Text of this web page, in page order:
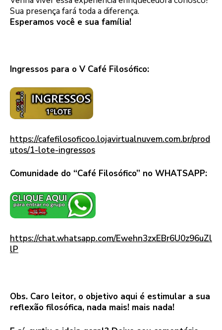
Sua presença fará toda a diferença.
Esperamos você e sua família!
Ingressos para o V Café Filosófico:
https://cafefilosoficoo.lojavirtualnuvem.com.br/prod
utos/1-lote-ingressos
Comunidade do “Café Filosófico” no WHATSAPP:
https://chat.whatsapp.com/Ewehn3zxEBr6U0z96uZl
lP
Obs. Caro leitor, o objetivo aqui é estimular a sua
reflexão filosófica, nada mais! mais nada!